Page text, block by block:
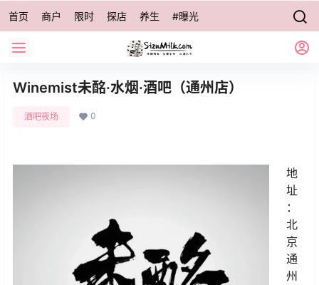
首页 商户 限时 探店 养生 #曝光
Winemist未酩·水烟·酒吧（通州店）
酒吧夜场 0
地
址
：
北
京
通
州